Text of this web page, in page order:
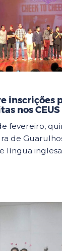
inscrições
nos CEUS
fevereiro,
de
língua inglesa